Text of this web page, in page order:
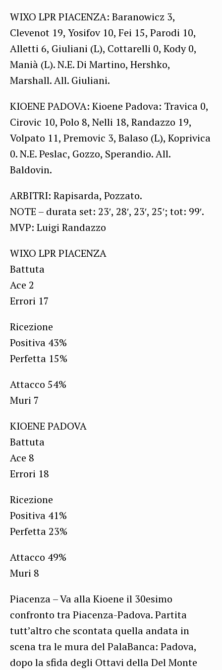
WIXO LPR PIACENZA: Baranowicz 3,
Clevenot 19, Yosifov 10, Fei 15, Parodi 10,
Alletti 6, Giuliani (L), Cottarelli 0, Kody 0,
Manià (L). N.E. Di Martino, Hershko,
Marshall. All. Giuliani.
KIOENE PADOVA: Kioene Padova: Travica 0,
Cirovic 10, Polo 8, Nelli 18, Randazzo 19,
Volpato 11, Premovic 3, Balaso (L), Koprivica
0. N.E. Peslac, Gozzo, Sperandio. All.
Baldovin.
ARBITRI: Rapisarda, Pozzato.
NOTE – durata set: 23′, 28′, 23′, 25′; tot: 99′.
MVP: Luigi Randazzo
WIXO LPR PIACENZA
Battuta
Ace 2
Errori 17
Ricezione
Positiva 43%
Perfetta 15%
Attacco 54%
Muri 7
KIOENE PADOVA
Battuta
Ace 8
Errori 18
Ricezione
Positiva 41%
Perfetta 23%
Attacco 49%
Muri 8
Piacenza – Va alla Kioene il 30esimo
confronto tra Piacenza-Padova. Partita
tutt’altro che scontata quella andata in
scena tra le mura del PalaBanca: Padova,
dopo la sfida degli Ottavi della Del Monte